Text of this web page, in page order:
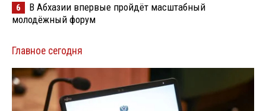
6
В Абхазии впервые пройдёт масштабный
молодёжный форум
Главное сегодня